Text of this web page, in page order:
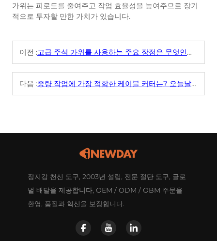
가위는 피로도를 줄여주고 작업 효율성을 높여주므로 장기
적으로 투자할 만한 가치가 있습니다.
이전 :고급 주석 가위를 사용하는 주요 장점은 무엇인가요?
다음 :중량 작업에 가장 적합한 케이블 커터는? 오늘날 주요 도구 비교
장지강 천신 도구, 2003년 설립, 전문 절단 도구, 글로
벌 배달을 제공합니다, OEM / ODM / OBM 주문을
환영, 품질과 혁신을 보장합니다.